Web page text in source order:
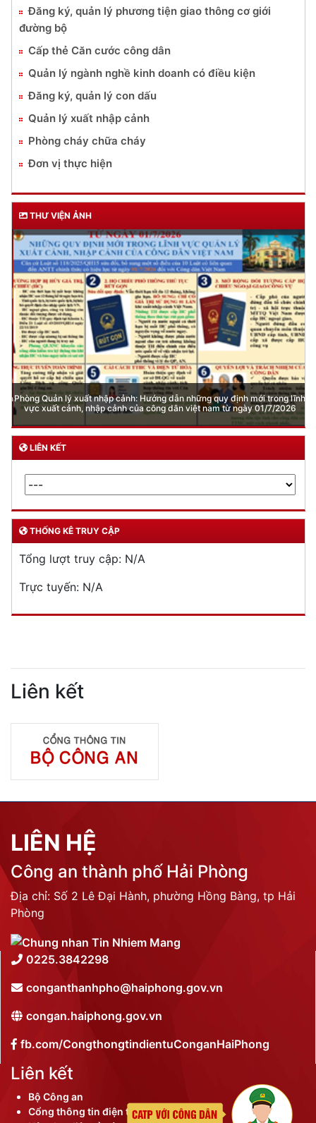
Đăng ký, quản lý phương tiện giao thông cơ giới
đường bộ
Cấp thẻ Căn cước công dân
Quản lý ngành nghề kinh doanh có điều kiện
Đăng ký, quản lý con dấu
Quản lý xuất nhập cảnh
Phòng cháy chữa cháy
Đơn vị thực hiện
THƯ VIỆN ẢNH
Phòng Quản lý xuất nhập cảnh: Hướng dẫn những quy định mới trong lĩnh
vực xuất cảnh, nhập cảnh của công dân việt nam từ ngày 01/7/2026
LIÊN KẾT
THỐNG KÊ TRUY CẬP
Tổng lượt truy cập: N/A
Trực tuyến: N/A
Liên kết
LIÊN HỆ
Công an thành phố Hải Phòng
Địa chỉ: Số 2 Lê Đại Hành, phường Hồng Bàng, tp Hải
Phòng
0225.3842298
conganthanhpho@haiphong.gov.vn
congan.haiphong.gov.vn
fb.com/CongthongtindientuConganHaiPhong
Liên kết
Bộ Công an
Cổng thông tin điện tử thành phố